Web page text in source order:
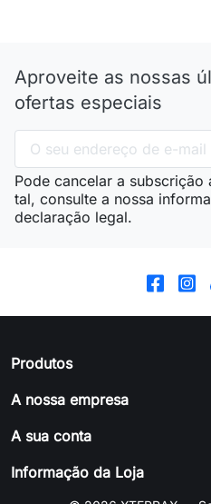
Aproveite as nossas
ofertas especiais
Pode cancelar a subscrição
tal, consulte a nossa
declaração legal.
Produtos
A nossa empresa
A sua conta
Informação da Loja